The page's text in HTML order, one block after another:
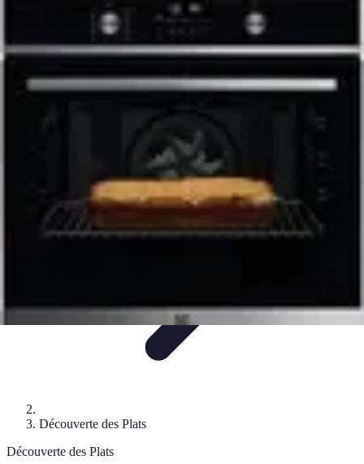
Recettes et Traditions Ingrédients
CulinairesCulture
Plats Corses
Découverte des Plats
Découverte des Plats